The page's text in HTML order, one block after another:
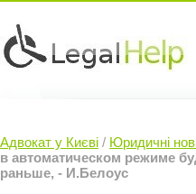
Судовий Адвокат »
Адвокат у Києві / Юридичні
в автоматическом режиме
раньше, - И.Белоус